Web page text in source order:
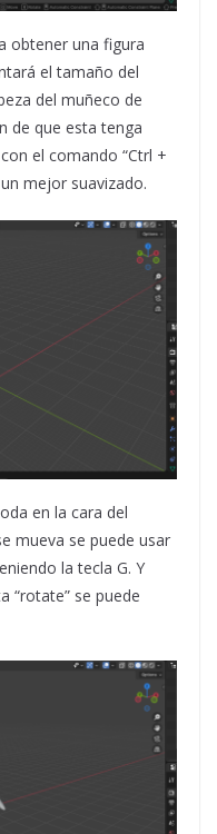
obtener una figura
el tamaño del
del muñeco de
de que esta tenga
el comando “Ctrl +
mejor suavizado.
en la cara del
mueva se puede usar
la tecla G. Y
“rotate” se puede